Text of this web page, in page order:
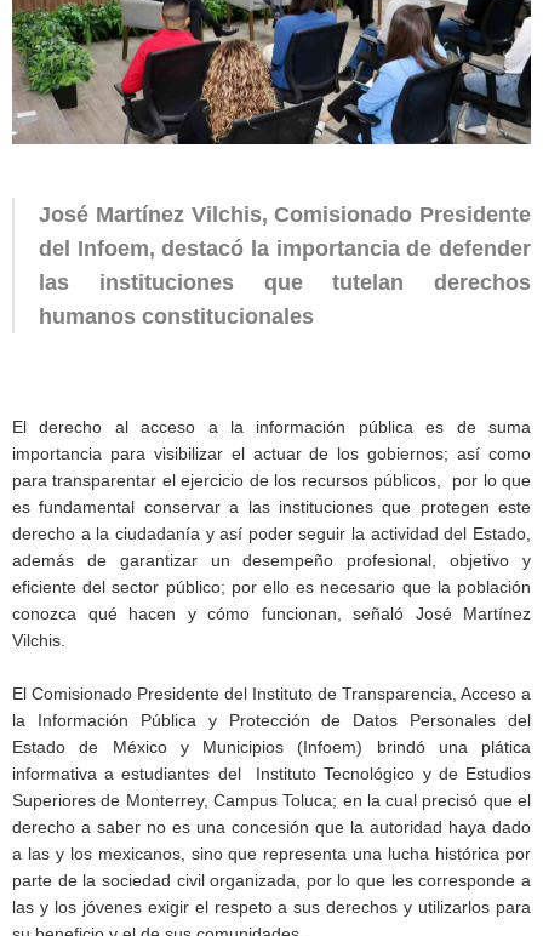
José Martínez Vilchis, Comisionado Presidente
del Infoem, destacó la importancia de defender
las instituciones que tutelan derechos
humanos constitucionales
El derecho al acceso a la información pública es de suma
importancia para visibilizar el actuar de los gobiernos; así como
para transparentar el ejercicio de los recursos públicos, por lo que
es fundamental conservar a las instituciones que protegen este
derecho a la ciudadanía y así poder seguir la actividad del Estado,
además de garantizar un desempeño profesional, objetivo y
eficiente del sector público; por ello es necesario que la población
conozca qué hacen y cómo funcionan, señaló José Martínez
Vilchis.
El Comisionado Presidente del Instituto de Transparencia, Acceso a
la Información Pública y Protección de Datos Personales del
Estado de México y Municipios (Infoem) brindó una plática
informativa a estudiantes del Instituto Tecnológico y de Estudios
Superiores de Monterrey, Campus Toluca; en la cual precisó que el
derecho a saber no es una concesión que la autoridad haya dado
a las y los mexicanos, sino que representa una lucha histórica por
parte de la sociedad civil organizada, por lo que les corresponde a
las y los jóvenes exigir el respeto a sus derechos y utilizarlos para